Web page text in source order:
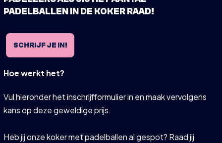
PADELBALLEN IN DE KOKER RAAD!
SCHRIJF JE IN!
Hoe werkt het?
Vul hieronder het inschrijfformulier in en maak vervolgens
kans op deze geweldige prijs.
Heb jij onze koker met padelballen al gespot? Raad jij